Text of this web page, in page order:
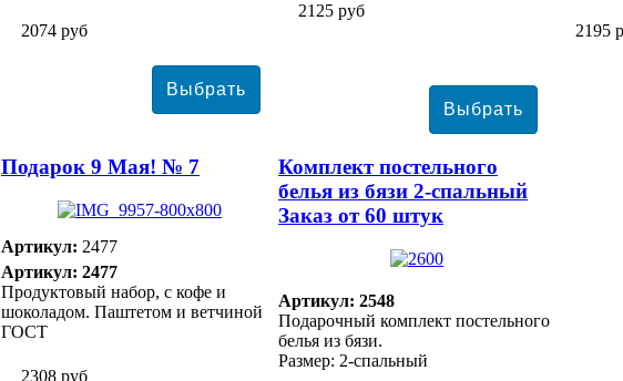
2074 руб
2125 руб
2195
2308 руб
Подарок 9 Мая! № 7
Артикул: 2477
Артикул: 2477
Продуктовый набор, с кофе и
шоколадом. Паштетом и ветчиной
ГОСТ
Комплект постельного
белья из бязи 2-спальный
Заказ от 60 штук
Артикул: 2548
Подарочный комплект постельного
белья из бязи.
Размер: 2-спальный